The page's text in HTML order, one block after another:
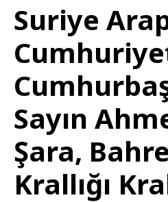
Suriye
Sayın
Şara,
Krallığı